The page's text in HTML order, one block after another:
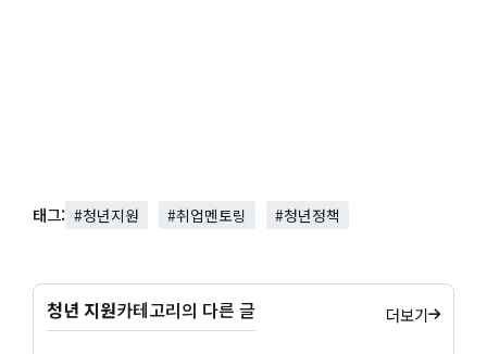
태그: #청년지원 #취업멘토링 #청년정책
청년 지원카테고리의 다른 글 더보기